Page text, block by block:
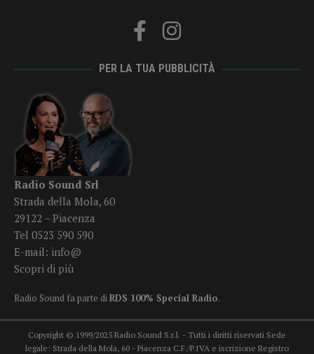
PER LA TUA PUBBLICITÀ
Radio Sound Srl
Strada della Mola, 60
29122 – Piacenza
Tel 0523 590 590
E-mail: info@
Scopri di più
Radio Sound fa parte diRDS 100% Special Radio.
Copyright © 1999/2025 Radio Sound S.r.l. - Tutti i diritti riservati Sede
legale: Strada della Mola, 60 - Piacenza C.F./P.IVA e iscrizione Registro